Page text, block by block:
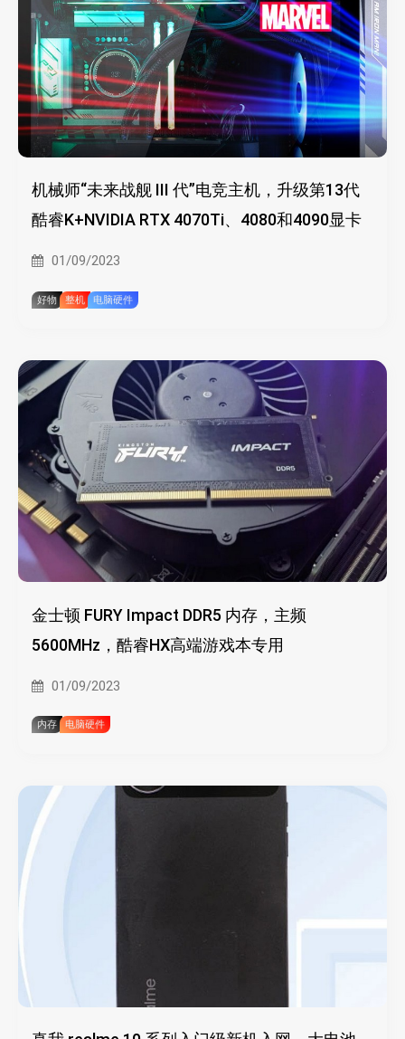
机械师“未来战舰 III 代”电竞主机，升级第13代
酷睿K+NVIDIA RTX 4070Ti、4080和4090显卡
01/09/2023
好物 整机 电脑硬件
金士顿 FURY Impact DDR5 内存，主频
5600MHz，酷睿HX高端游戏本专用
01/09/2023
内存 电脑硬件